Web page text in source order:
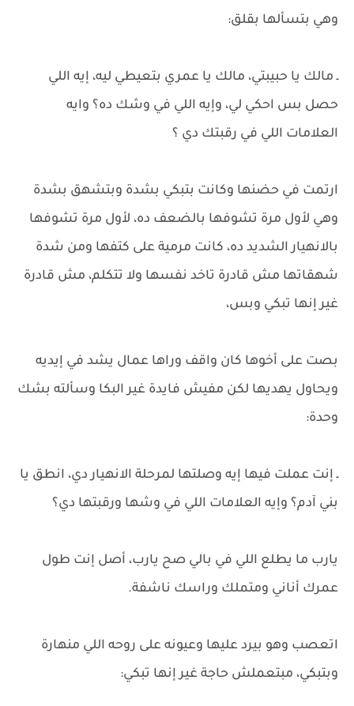
وهي بتسألها بقلق:
ـ مالك يا حبيبتي، مالك يا عمري بتعيطي ليه، إيه اللي
حصل بس احكي لي، وإيه اللي في وشك ده؟ وايه
العلامات اللي في رقبتك دي ؟
ارتمت في حضنها وكانت بتبكي بشدة وبتشهق بشدة
وهي لأول مرة تشوفها بالضعف ده، لأول مرة تشوفها
بالانهيار الشديد ده، كانت مرمية على كتفها ومن شدة
شهقاتها مش قادرة تاخد نفسها ولا تتكلم، مش قادرة
غير إنها تبكي وبس،
بصت على أخوها كان واقف وراها عمال يشد في إيديه
ويحاول يهديها لكن مفيش فايدة غير البكا وسألته بشك
وحدة:
ـ إنت عملت فيها إيه وصلتها لمرحلة الانهيار دي، انطق يا
بني آدم؟ وإيه العلامات اللي في وشها ورقبتها دي؟
يارب ما يطلع اللي في بالي صح يارب، أصل إنت طول
عمرك أناني ومتملك وراسك ناشفة.
اتعصب وهو بيرد عليها وعيونه على روحه اللي منهارة
وبتبكي، مبتعملش حاجة غير إنها تبكي: